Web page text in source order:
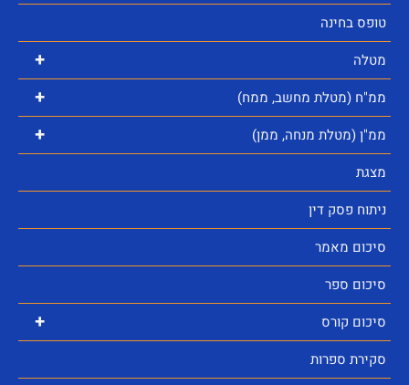
טופס בחינה
+ מטלה
+ ממ"ח (מטלת מחשב, ממח)
+
ממ"ן (מטלת מנחה, ממן)
מצגת
ניתוח פסק דין
סיכום מאמר
סיכום ספר
+
סיכום קורס
סקירת ספרות